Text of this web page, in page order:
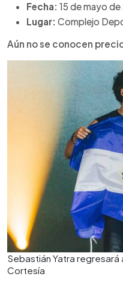
Fecha: 15 de mayo
Lugar: Complejo
Aún no se conocen
Sebastián Yatra
Cortesía